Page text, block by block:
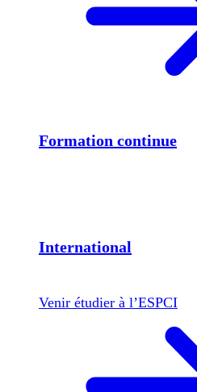
Formation continue
International
Venir étudier à l’ESPCI